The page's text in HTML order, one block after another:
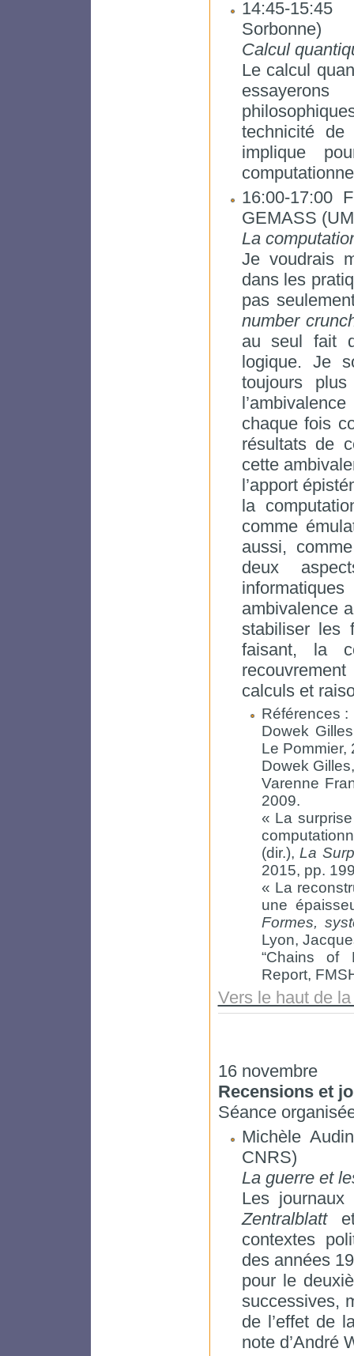
14:45-
Sorbonne)
Calcul
Le calcul
technicité
implique
16:00-17:00
GEMASS
La
Je voudrais
dans les
pas
number
au seul fait
logique. Je
toujours
chaque fois
résultats de
cette
l’apport
la
comme
aussi,
deux
ambivalence
stabiliser les
faisant, la
calculs et
Références :
Dowek
Le Pommier,
Dowek
Varenne
2009.
« La
(dir.),La
2015, pp.
« La
une
Formes,
Lyon,
“Chains of
Report,
Vers le haut de
16 novembre
Recensions et
Séance
Michèle
CNRS)
La guerre et
Les journaux
Zentralblatt
contextes
des années
pour le
successives,
de l’effet de
note d’André